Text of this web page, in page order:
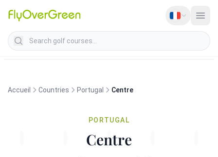
Search golf courses
Accueil Countries Portugal Centre
PORTUGAL
Centre